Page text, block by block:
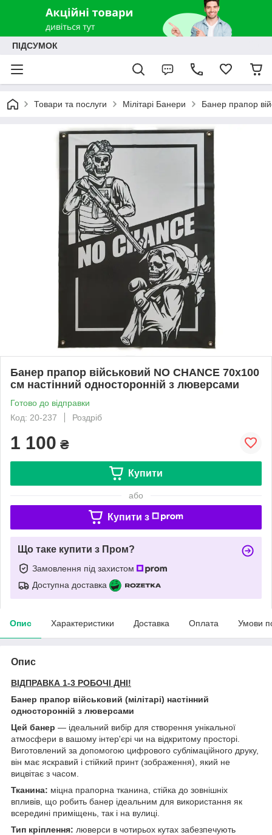
ПІДСУМОК
Товари та послуги Мілітарі Банери Банер прапор
Банер прапор військовий NO CHANCE 70х100
см настінний односторонній з люверсами
Готово до відправки
Код: 20-237
Роздріб
1 100 ₴
Купити
або
Купити з
Що таке купити з Пром?
Замовлення під захистом
Доступна доставка
Опис Характеристики Доставка Оплата Умови
Опис
ВІДПРАВКА 1-3 РОБОЧІ ДНІ!
Банер прапор військовий (мілітарі) настінний
односторонній з люверсами
Цей банер — ідеальний вибір для створення унікальної
атмосфери в вашому інтер'єрі чи на відкритому просторі.
Виготовлений за допомогою цифрового сублімаційного друку,
він має яскравий і стійкий принт (зображення), який не
вицвітає з часом.
Тканина: міцна прапорна тканина, стійка до зовнішніх
впливів, що робить банер ідеальним для використання як
всередині приміщень, так і на вулиці.
Тип кріплення: люверси в чотирьох кутах забезпечують